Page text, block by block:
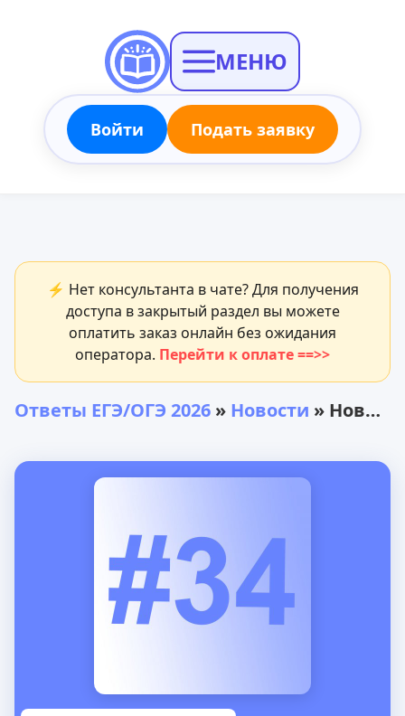
МЕНЮ
Войти Подать заявку
⚡ Нет консультанта в чате? Для получения
доступа в закрытый раздел вы можете
оплатить заказ онлайн без ожидания
оператора. Перейти к оплате ==>>
Ответы ЕГЭ/ОГЭ 2026 » Новости » Новости от 12 ноября 2020 года